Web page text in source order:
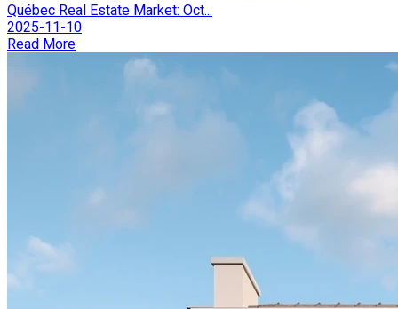
Québec Real Estate Market: Oct...
2025-11-10
Read More